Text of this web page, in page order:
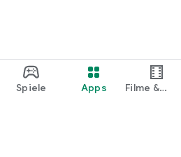
Spiele Apps
Filme &